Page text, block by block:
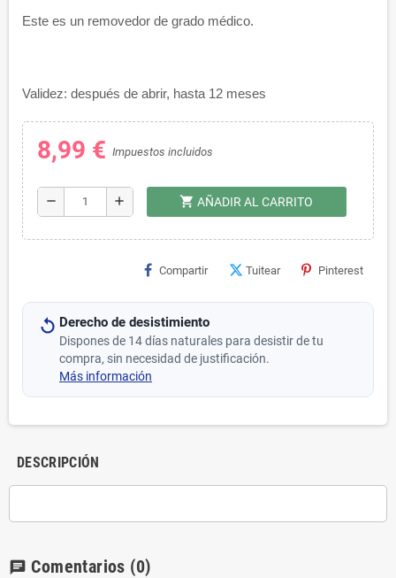
Este es un removedor de grado médico.
Validez: después de abrir, hasta 12 meses
8,99 € Impuestos incluidos
remove add shopping_cart AÑADIR AL CARRITO
Compartir Tuitear Pinterest
Derecho de desistimiento
Dispones de 14 días naturales para desistir de tu
compra, sin necesidad de justificación.
Más información
DESCRIPCIÓN
chat Comentarios (0)